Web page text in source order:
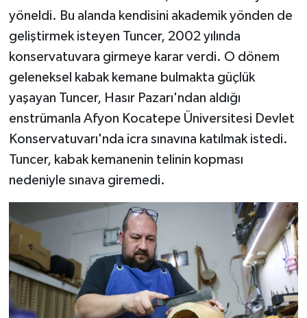
yöneldi. Bu alanda kendisini akademik yönden de
geliştirmek isteyen Tuncer, 2002 yılında
konservatuvara girmeye karar verdi. O dönem
geleneksel kabak kemane bulmakta güçlük
yaşayan Tuncer, Hasır Pazarı'ndan aldığı
enstrümanla Afyon Kocatepe Üniversitesi Devlet
Konservatuvarı'nda icra sınavına katılmak istedi.
Tuncer, kabak kemanenin telinin kopması
nedeniyle sınava giremedi.